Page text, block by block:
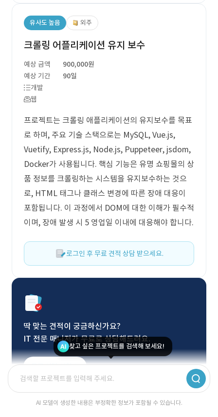
유사도 높음 외주
크롤링 어플리케이션 유지 보수
예상 금액
900,000원
예상 기간
90일
개발
웹
프로젝트는 크롤링 애플리케이션의 유지보수를 목표
로 하며, 주요 기술 스택으로는 MySQL, Vue.js,
Vuetify, Express.js, Node.js, Puppeteer, jsdom,
Docker가 사용됩니다. 핵심 기능은 유명 쇼핑몰의 상
품 정보를 크롤링하는 시스템을 유지보수하는 것으
로, HTML 태그나 클래스 변경에 따른 장애 대응이
포함됩니다. 이 과정에서 DOM에 대한 이해가 필수적
이며, 장애 발생 시 5 영업일 이내에 대응해야 합니다.
로그인 후 무료 견적 상담 받으세요.
딱 맞는 견적이 궁금하신가요?
IT 전문 매니저가 무료로 상담해드려요.
무료 상담 신청
찾고 싶은 프로젝트를 검색해 보세요!
AI 모델이 생성한 내용은 부정확한 정보가 포함될 수 있습니다.